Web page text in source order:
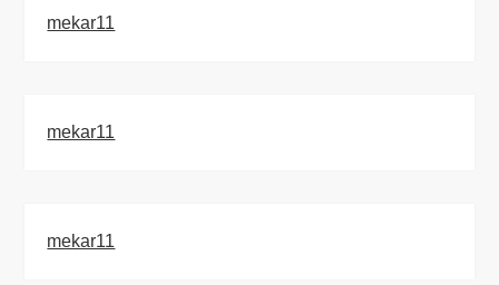
mekar11
mekar11
mekar11